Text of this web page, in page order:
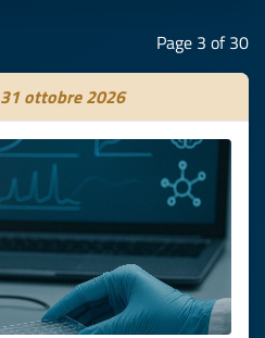
Page 3 of 30
31 ottobre 2026